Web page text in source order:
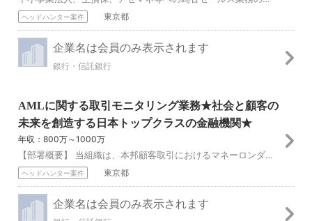
ヘッドハンター案件 東京都
企業名は会員のみ表示されます
銀行・信託銀行
AMLに関する取引モニタリング業務★社会と顧客の
未来を創造する日本トップクラスの金融機関★
年収：800万～1000万
【部署概要】 当組織は、本邦顧客取引におけるマネーロンダリング対策として、取引モニタリングおよび疑わしい取引（STR）の調査・届出を担う専門部署です。ご経験・...
ヘッドハンター案件 東京都
企業名は会員のみ表示されます